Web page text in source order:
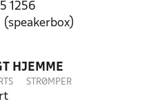
1256
HJEMME
STRØMPER